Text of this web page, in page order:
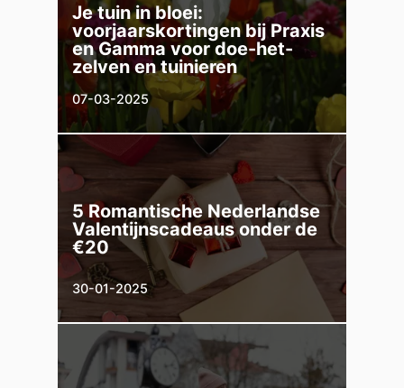
Je tuin in bloei:
voorjaarskortingen bij Praxis
en Gamma voor doe-het-
zelven en tuinieren
07-03-2025
5 Romantische Nederlandse
Valentijnscadeaus onder de
€20
30-01-2025